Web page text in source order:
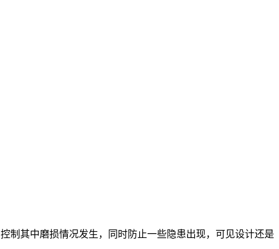
制其中磨损情况发生，同时防止一些隐患出现，可见设计还是